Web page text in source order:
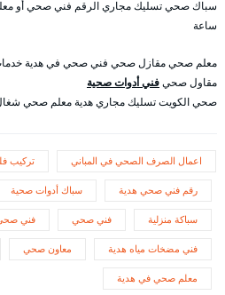
ساعة
معلم صحي مقازل صحي فني صحي في هدية
مقاول صحيفني أدوات صحية
صحي الكويت تسليك مجاري هدية معلم صحي شغال 24
اعمال الصرف الصحي في المباني تركيب
رقم فني صحي هدية سباك أدوات صحية
سباكة منزلية فني صحي فني
فني مضخات مياه هدية معاون صحي
معلم صحي في هدية